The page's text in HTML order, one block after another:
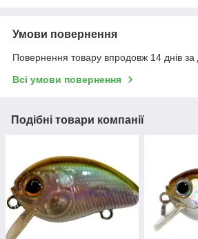
Умови повернення
Повернення товару впродовж 14 днів за
Всі умови повернення
Подібні товари компанії